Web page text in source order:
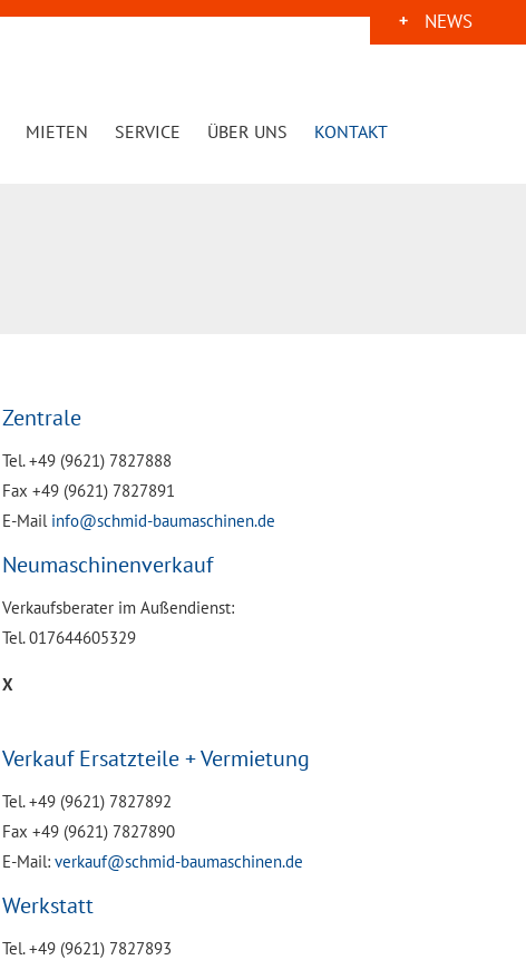
NEWS
MIETEN SERVICE ÜBER UNS KONTAKT
Zentrale
Tel. +49 (9621) 7827888
Fax +49 (9621) 7827891
E-Mail info@schmid-baumaschinen.de
Neumaschinenverkauf
Verkaufsberater im Außendienst:
Tel. 017644605329
X
Verkauf Ersatzteile + Vermietung
Tel. +49 (9621) 7827892
Fax +49 (9621) 7827890
E-Mail: verkauf@schmid-baumaschinen.de
Werkstatt
Tel. +49 (9621) 7827893